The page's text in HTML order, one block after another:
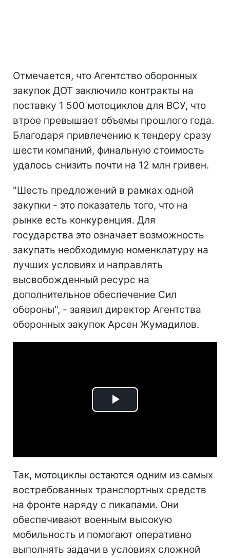
Отмечается, что Агентство оборонных
закупок ДОТ заключило контракты на
поставку 1 500 мотоциклов для ВСУ, что
втрое превышает объемы прошлого года.
Благодаря привлечению к тендеру сразу
шести компаний, финальную стоимость
удалось снизить почти на 12 млн гривен.
"Шесть предложений в рамках одной
закупки - это показатель того, что на
рынке есть конкуренция. Для
государства это означает возможность
закупать необходимую номенклатуру на
лучших условиях и направлять
высвобожденный ресурс на
дополнительное обеспечение Сил
обороны", - заявил директор Агентства
оборонных закупок Арсен Жумадилов.
Play
Так, мотоциклы остаются одним из самых
востребованных транспортных средств
на фронте наряду с пикапами. Они
обеспечивают военным высокую
мобильность и помогают оперативно
выполнять задачи в условиях сложной